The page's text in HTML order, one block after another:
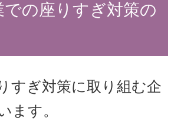
での座りすぎ対策の
すぎ対策に取り組む企
ます。